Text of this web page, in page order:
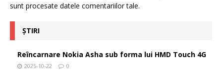
sunt procesate datele comentariilor tale.
ȘTIRI
Reîncarnare Nokia Asha sub forma lui HMD Touch 4G
2025-10-22 0